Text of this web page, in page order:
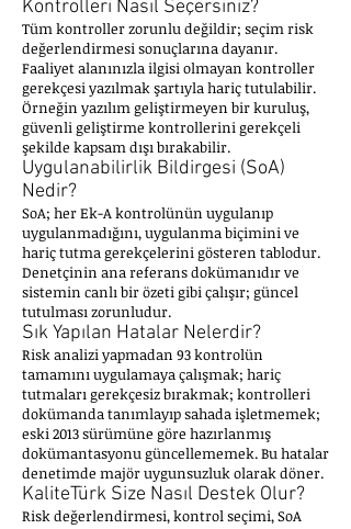
Kontrolleri Nasıl Seçersiniz?
Tüm kontroller zorunlu değildir; seçim risk
değerlendirmesi sonuçlarına dayanır.
Faaliyet alanınızla ilgisi olmayan kontroller
gerekçesi yazılmak şartıyla hariç tutulabilir.
Örneğin yazılım geliştirmeyen bir kuruluş,
güvenli geliştirme kontrollerini gerekçeli
şekilde kapsam dışı bırakabilir.
Uygulanabilirlik Bildirgesi (SoA)
Nedir?
SoA; her Ek-A kontrolünün uygulanıp
uygulanmadığını, uygulanma biçimini ve
hariç tutma gerekçelerini gösteren tablodur.
Denetçinin ana referans dokümanıdır ve
sistemin canlı bir özeti gibi çalışır; güncel
tutulması zorunludur.
Sık Yapılan Hatalar Nelerdir?
Risk analizi yapmadan 93 kontrolün
tamamını uygulamaya çalışmak; hariç
tutmaları gerekçesiz bırakmak; kontrolleri
dokümanda tanımlayıp sahada işletmemek;
eski 2013 sürümüne göre hazırlanmış
dokümantasyonu güncellememek. Bu hatalar
denetimde majör uygunsuzluk olarak döner.
KaliteTürk Size Nasıl Destek Olur?
Risk değerlendirmesi, kontrol seçimi, SoA